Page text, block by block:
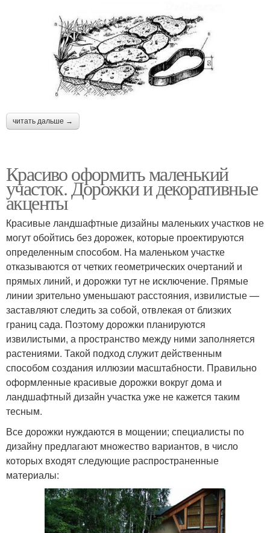
читать дальше →
Красиво оформить маленький
участок. Дорожки и декоративные
акценты
Красивые ландшафтные дизайны маленьких участков не
могут обойтись без дорожек, которые проектируются
определенным способом. На маленьком участке
отказываются от четких геометрических очертаний и
прямых линий, и дорожки тут не исключение. Прямые
линии зрительно уменьшают расстояния, извилистые —
заставляют следить за собой, отвлекая от близких
границ сада. Поэтому дорожки планируются
извилистыми, а пространство между ними заполняется
растениями. Такой подход служит действенным
способом создания иллюзии масштабности. Правильно
оформленные красивые дорожки вокруг дома и
ландшафтный дизайн участка уже не кажется таким
тесным.
Все дорожки нуждаются в мощении; специалисты по
дизайну предлагают множество вариантов, в число
которых входят следующие распространенные
материалы: